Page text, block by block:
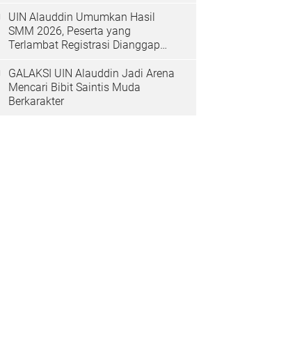
UIN Alauddin Umumkan Hasil
SMM 2026, Peserta yang
Terlambat Registrasi Dianggap
GALAKSI UIN Alauddin Jadi Arena
Mencari Bibit Saintis Muda
Berkarakter